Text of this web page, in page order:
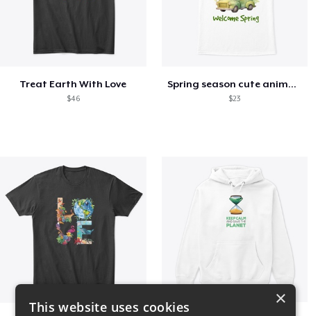
Treat Earth With Love
$46
Spring season cute animal kids tshirt
$23
×
This website uses cookies